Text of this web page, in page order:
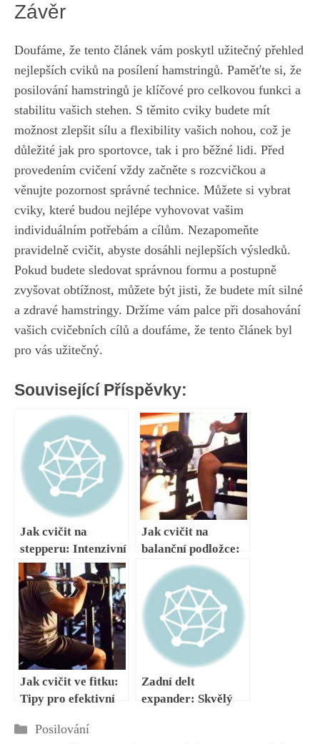
Závěr
Doufáme, že tento článek vám poskytl užitečný přehled
nejlepších ⁤cviků na posílení hamstringů. Paměťte si, že
posilování hamstringů je klíčové pro celkovou funkci ​a
stabilitu vašich stehen. S těmito cviky budete mít
možnost zlepšit sílu a flexibility vašich nohou, což ‍je
důležité jak pro sportovce, tak i pro běžné lidi. Před⁤
provedením cvičení vždy začněte s rozcvičkou a
věnujte pozornost správné technice. Můžete si vybrat
cviky, které budou nejlépe vyhovovat ​vašim
individuálním ‍potřebám a cílům. Nezapomeňte
pravidelně cvičit, abyste dosáhli nejlepších výsledků.
Pokud budete ⁣sledovat správnou formu a postupně
zvyšovat obtížnost, můžete ‍být jisti,‌ že budete mít silné
a zdravé ‌hamstringy. Držíme⁤ vám palce při ⁤dosahování
vašich cvičebních cílů a doufáme, že tento článek ‍byl
pro vás užitečný.
Související Příspěvky:
Jak cvičit na
stepperu: Intenzivní
cvičení s použitím
stepperu
Jak cvičit na
balanční podložce:
Zlepšte stabilitu a
koordinaci
Jak cvičit ve fitku:
Tipy pro efektivní
Zadní delt
expander: Skvělý
Rubriky
Posilování